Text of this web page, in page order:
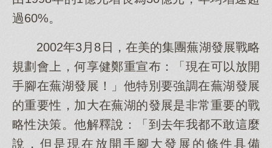
過60%。
2002年3月8日，在美的集團蕪湖發展戰略
規劃會上，何享健鄭重宣布：「現在可以放開
手腳在蕪湖發展！」他特別要強調在蕪湖發展
的重要性，加大在蕪湖的發展是非常重要的戰
略性決策。他解釋說：「到去年我都不敢這麼
說，但是現在放開手腳大發展的條件具備